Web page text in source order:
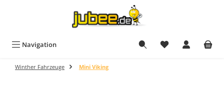
Navigation Du hast 0
Winther Fahrzeuge Mini Viking